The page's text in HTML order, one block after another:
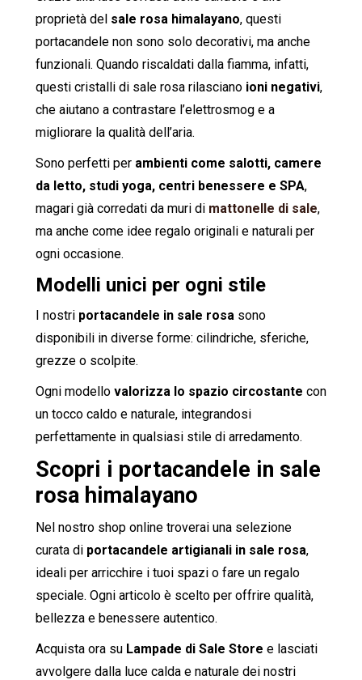
proprietà del sale rosa himalayano, questi
portacandele non sono solo decorativi, ma anche
funzionali. Quando riscaldati dalla fiamma, infatti,
questi cristalli di sale rosa rilasciano ioni negativi,
che aiutano a contrastare l’elettrosmog e a
migliorare la qualità dell’aria.
Sono perfetti per ambienti come salotti, camere
da letto, studi yoga, centri benessere e SPA,
magari già corredati da muri di mattonelle di sale,
ma anche come idee regalo originali e naturali per
ogni occasione.
Modelli unici per ogni stile
I nostri portacandele in sale rosa sono
disponibili in diverse forme: cilindriche, sferiche,
grezze o scolpite.
Ogni modello valorizza lo spazio circostante con
un tocco caldo e naturale, integrandosi
perfettamente in qualsiasi stile di arredamento.
Scopri i portacandele in sale
rosa himalayano
Nel nostro shop online troverai una selezione
curata di portacandele artigianali in sale rosa,
ideali per arricchire i tuoi spazi o fare un regalo
speciale. Ogni articolo è scelto per offrire qualità,
bellezza e benessere autentico.
Acquista ora su Lampade di Sale Store e lasciati
avvolgere dalla luce calda e naturale dei nostri